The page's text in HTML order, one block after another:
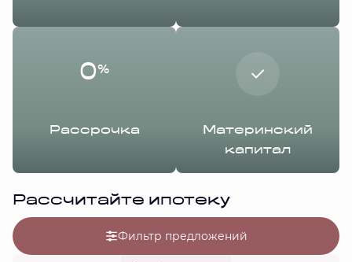
0%
Рассрочка
Материнский
капитал
Рассчитайте ипотеку
Фильтр предложений